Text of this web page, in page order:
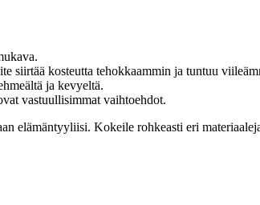
siirtää kosteutta tehokkaammin ja tuntuu
ja kevyeltä.
vastuullisimmat vaihtoehdot.
elämäntyyliisi. Kokeile rohkeasti eri